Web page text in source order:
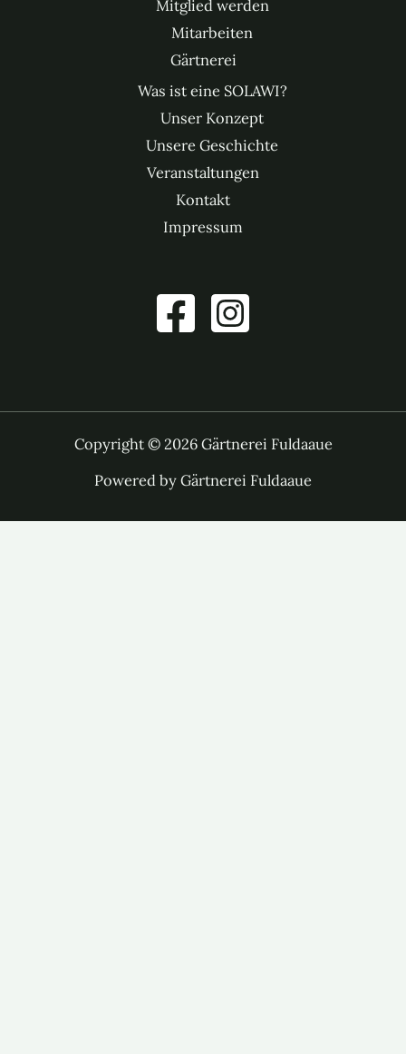
Mitglied werden
Mitarbeiten
Gärtnerei
Was ist eine SOLAWI?
Unser Konzept
Unsere Geschichte
Veranstaltungen
Kontakt
Impressum
Copyright © 2026 Gärtnerei Fuldaaue
Powered by Gärtnerei Fuldaaue